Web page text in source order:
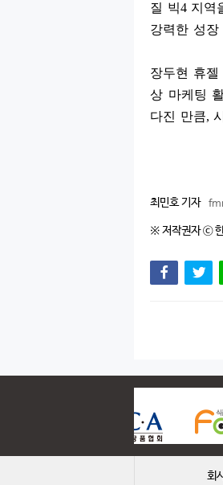
질 빅4 지역
강력한 성
장두현 휴젤
상 마케팅
다진 만큼,
최민호 기자
※ 저작권자 ⓒ
회